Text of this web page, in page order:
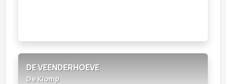
DE VEENDERHOEVE
De Klomp